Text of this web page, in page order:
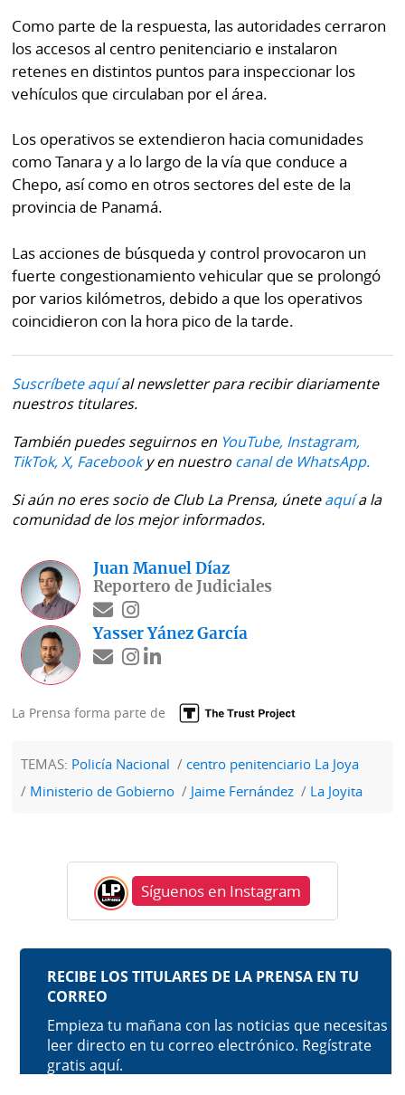
Como parte de la respuesta, las autoridades cerraron
los accesos al centro penitenciario e instalaron
retenes en distintos puntos para inspeccionar los
vehículos que circulaban por el área.
Los operativos se extendieron hacia comunidades
como Tanara y a lo largo de la vía que conduce a
Chepo, así como en otros sectores del este de la
provincia de Panamá.
Las acciones de búsqueda y control provocaron un
fuerte congestionamiento vehicular que se prolongó
por varios kilómetros, debido a que los operativos
coincidieron con la hora pico de la tarde.
Suscríbete aquíal newsletter para recibir diariamente
nuestros titulares.
También puedes seguirnos en YouTube, Instagram,
TikTok, X, Facebooky en nuestro canal de WhatsApp.
Si aún no eres socio de Club La Prensa, úneteaquía la
comunidad de los mejor informados.
Juan Manuel Díaz
Reportero de Judiciales
Yasser Yánez García
La Prensa forma parte de
TEMAS: Policía Nacional
centro penitenciario La Joya
Ministerio de Gobierno
Jaime Fernández La Joyita
Síguenos en Instagram